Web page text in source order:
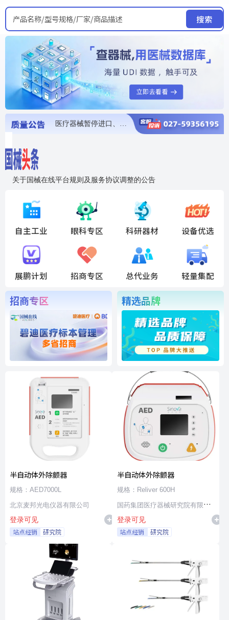
产品名称/型号规格/厂家/商品描述 搜索
关于国械在线平台规则及服务协议调整的公告
国药创研AED开启全国招商
自主工业 眼科专区 科研器材 设备优选
展鹏计划 招商专区 总代业务 轻量集配
招商专区 精选品牌
半自动体外除颤器
规格：AED7000L
北京麦邦光电仪器有限公司
登录可见
站点经销 研究院
半自动体外除颤器
规格：Reliver 600H
国药集团医疗器械研究院有限公
司
登录可见
站点经销 研究院